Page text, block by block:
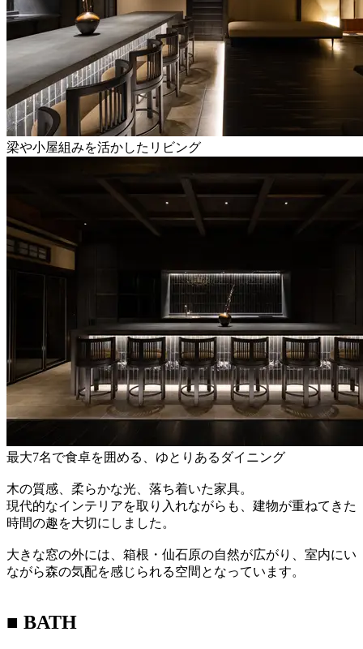
梁や小屋組みを活かしたリビング
最大7名で食卓を囲める、ゆとりあるダイニング
木の質感、柔らかな光、落ち着いた家具。
現代的なインテリアを取り入れながらも、建物が重ねてきた
時間の趣を大切にしました。
大きな窓の外には、箱根・仙石原の自然が広がり、室内にい
ながら森の気配を感じられる空間となっています。
■ BATH